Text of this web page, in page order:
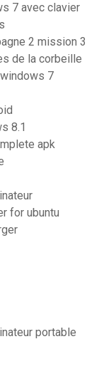
7 avec clavier
2 mission 3
de la corbeille
7
8.1
apk
for ubuntu
portable